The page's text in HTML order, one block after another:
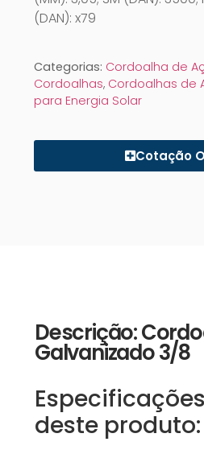
(DAN): x79
Categorias: Cordoalha de
Cordoalhas, Cordoalhas de
para Energia Solar
Cotação
Descrição:
Galvanizado 3/8
deste produto: